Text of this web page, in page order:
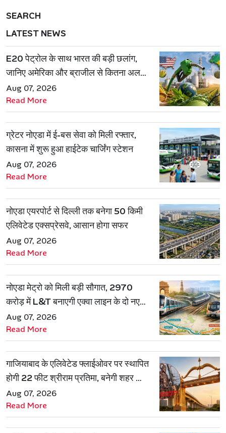
SEARCH
LATEST NEWS
E20 पेट्रोल के साथ भारत की बड़ी छलांग,
जानिए अमेरिका और ब्राजील से कितना अलग
है एथेनॉल मॉडल
Aug 07, 2026
Read More
ग्रेटर नोएडा में ई-बस सेवा को मिली रफ्तार,
कासना में शुरू हुआ हाईटेक चार्जिंग स्टेशन
Aug 07, 2026
Read More
नोएडा एयरपोर्ट से दिल्ली तक बनेगा 50 किमी
एलिवेटेड एक्सप्रेसवे, आसान होगा सफर
Aug 07, 2026
Read More
नोएडा मेट्रो को मिली बड़ी सौगात, 2970
करोड़ में L&T बनाएगी एक्वा लाइन के दो नए
रूट
Aug 07, 2026
Read More
गाजियाबाद के एलिवेटेड फ्लाईओवर पर स्थापित
होगी 22 फीट श्रीराम प्रतिमा, बनेगी शहर की
नई पहचान
Aug 07, 2026
Read More